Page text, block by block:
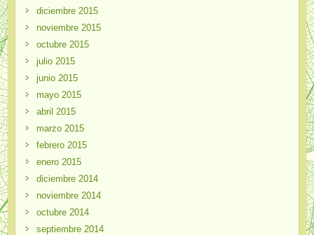
diciembre 2015
noviembre 2015
octubre 2015
julio 2015
junio 2015
mayo 2015
abril 2015
marzo 2015
febrero 2015
enero 2015
diciembre 2014
noviembre 2014
octubre 2014
septiembre 2014